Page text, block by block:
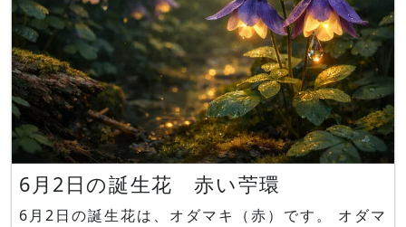
6月2日の誕生花 赤い苧環
6月2日の誕生花は、オダマキ（赤）です。 オダマ